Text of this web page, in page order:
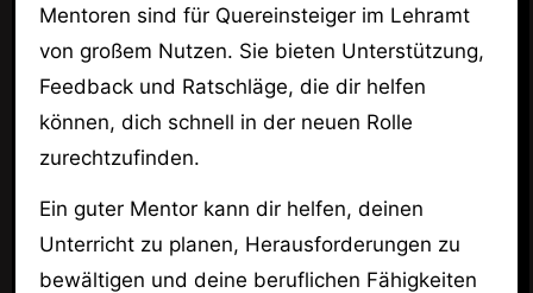
Mentoren sind für Quereinsteiger im Lehramt
von großem Nutzen. Sie bieten Unterstützung,
Feedback und Ratschläge, die dir helfen
können, dich schnell in der neuen Rolle
zurechtzufinden.
Ein guter Mentor kann dir helfen, deinen
Unterricht zu planen, Herausforderungen zu
bewältigen und deine beruflichen Fähigkeiten